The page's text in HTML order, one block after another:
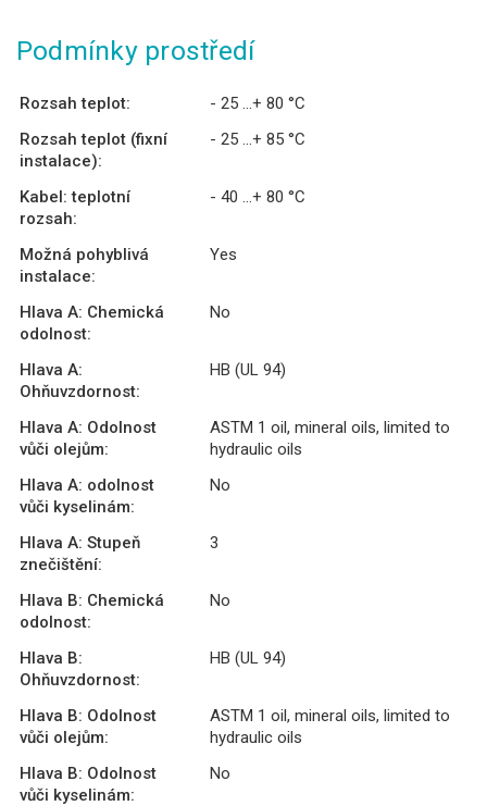
Podmínky prostředí
Rozsah teplot:
- 25 ...+ 80 °C
Rozsah teplot (fixní
instalace):
- 25 ...+ 85 °C
Kabel: teplotní
rozsah:
- 40 ...+ 80 °C
Možná pohyblivá
instalace:
Yes
Hlava A: Chemická
odolnost:
No
Hlava A:
Ohňuvzdornost:
HB (UL 94)
Hlava A: Odolnost
vůči olejům:
ASTM 1 oil, mineral oils, limited to
hydraulic oils
Hlava A: odolnost
vůči kyselinám:
No
Hlava A: Stupeň
znečištění:
3
Hlava B: Chemická
odolnost:
No
Hlava B:
Ohňuvzdornost:
HB (UL 94)
Hlava B: Odolnost
vůči olejům:
ASTM 1 oil, mineral oils, limited to
hydraulic oils
Hlava B: Odolnost
vůči kyselinám:
No